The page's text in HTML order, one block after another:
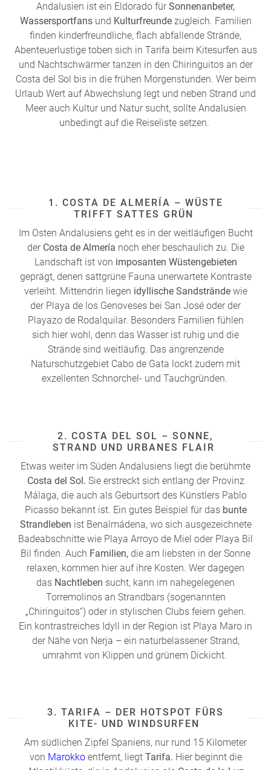
römisches Altertum und maurisches Mittelalter harmonisch
an der Römischen Brücke zur einzigartigen Mezquita-
Catedral verbinden.
So vereint Andalusien auf wunderbare Weise Kultur,
Geschichte und Erholung und schenkt Ihnen an jeder Ecke
unvergessliche Momente.
Andalusien ist ein Eldorado für Sonnenanbeter,
Wassersportfansund Kulturfreunde zugleich. Familien
finden kinderfreundliche, flach abfallende Strände,
Abenteuerlustige toben sich in Tarifa beim Kitesurfen aus
und Nachtschwärmer tanzen in den Chiringuitos an der
Costa del Sol bis in die frühen Morgenstunden. Wer beim
Urlaub Wert auf Abwechslung legt und neben Strand und
Meer auch Kultur und Natur sucht, sollte Andalusien
unbedingt auf die Reiseliste setzen.
1. COSTA DE ALMERÍA – WÜSTE
TRIFFT SATTES GRÜN
Im Osten Andalusiens geht es in der weitläufigen Bucht
der Costa de Almería noch eher beschaulich zu. Die
Landschaft ist von imposanten Wüstengebieten
geprägt, denen sattgrüne Fauna unerwartete Kontraste
verleiht. Mittendrin liegen idyllische Sandstrände wie
der Playa de los Genoveses bei San José oder der
Playazo de Rodalquilar. Besonders Familien fühlen
sich hier wohl, denn das Wasser ist ruhig und die
Strände sind weitläufig. Das angrenzende
Naturschutzgebiet Cabo de Gata lockt zudem mit
exzellenten Schnorchel- und Tauchgründen.
2. COSTA DEL SOL – SONNE,
STRAND UND URBANES FLAIR
Etwas weiter im Süden Andalusiens liegt die berühmte
Costa del Sol. Sie erstreckt sich entlang der Provinz
Málaga, die auch als Geburtsort des Künstlers Pablo
Picasso bekannt ist. Ein gutes Beispiel für das bunte
Strandleben ist Benalmádena, wo sich ausgezeichnete
Badeabschnitte wie Playa Arroyo de Miel oder Playa Bil
Bil finden. Auch Familien, die am liebsten in der Sonne
relaxen, kommen hier auf ihre Kosten. Wer dagegen
das Nachtleben sucht, kann im nahegelegenen
Torremolinos an Strandbars (sogenannten
„Chiringuitos“) oder in stylischen Clubs feiern gehen.
Ein kontrastreiches Idyll in der Region ist Playa Maro in
der Nähe von Nerja – ein naturbelassener Strand,
umrahmt von Klippen und grünem Dickicht.
3. TARIFA – DER HOTSPOT FÜRS
KITE- UND WINDSURFEN
Am südlichen Zipfel Spaniens, nur rund 15 Kilometer
von Marokkoentfernt, liegt Tarifa. Hier beginnt die